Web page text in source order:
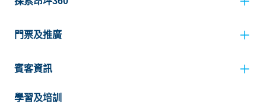
門票及推廣
賓客資訊
學習及培訓